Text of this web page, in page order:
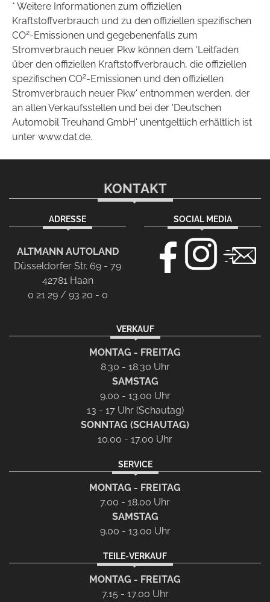
* Weitere Informationen zum offiziellen
Kraftstoffverbrauch und zu den offiziellen spezifischen
CO2-Emissionen und gegebenenfalls zum
Stromverbrauch neuer Pkw können dem 'Leitfaden
über den offiziellen Kraftstoffverbrauch, die offiziellen
spezifischen CO2-Emissionen und den offiziellen
Stromverbrauch neuer Pkw' entnommen werden, der
an allen Verkaufsstellen und bei der 'Deutschen
Automobil Treuhand GmbH' unentgeltlich erhältlich ist
unter www.dat.de.
KONTAKT
ADRESSE
ALTMANN AUTOLAND
Düsseldorfer Str. 69 - 79
42781 Haan
0 21 29 / 93 20 - 0
SOCIAL MEDIA
VERKAUF
MONTAG - FREITAG
8.30 - 18.30 Uhr
SAMSTAG
9.00 - 13.00 Uhr
13 - 17 Uhr (Schautag)
SONNTAG (SCHAUTAG)
10.00 - 17.00 Uhr
SERVICE
MONTAG - FREITAG
7.00 - 18.00 Uhr
SAMSTAG
9.00 - 13.00 Uhr
TEILE-VERKAUF
MONTAG - FREITAG
7.15 - 17.00 Uhr